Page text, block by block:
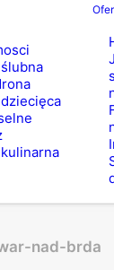
nad-brda